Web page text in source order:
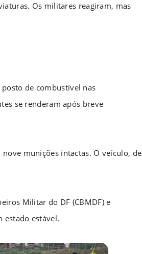
Os militares reagiram, mas
de combustível nas
se renderam após breve
munições intactas. O veículo, de
Militar do DF (CBMDF) e
estado estável.